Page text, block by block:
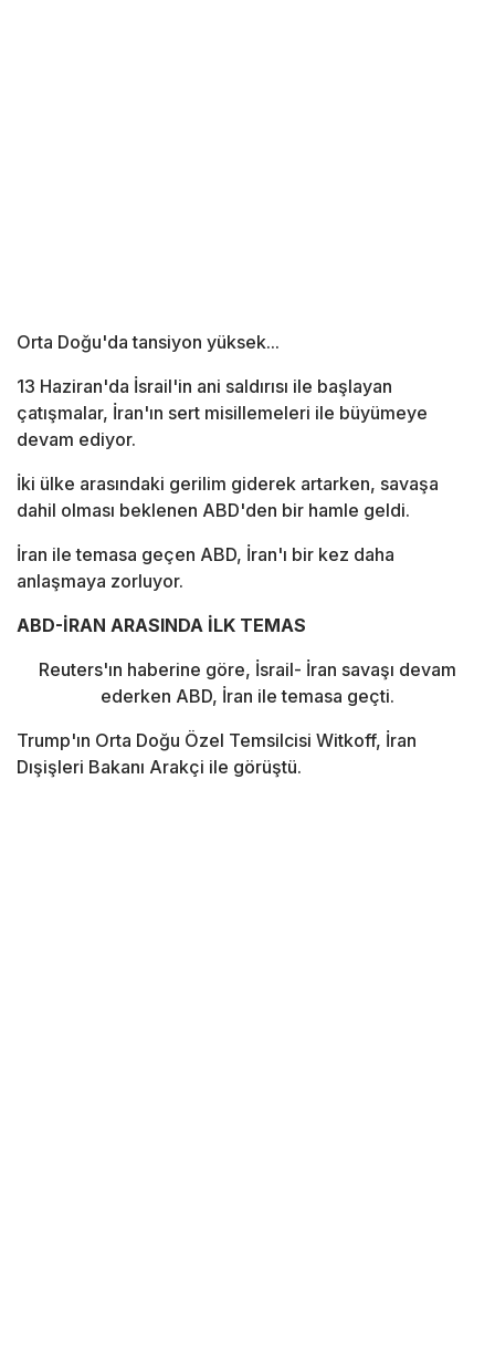
Orta Doğu'da tansiyon yüksek...
13 Haziran'da İsrail'in ani saldırısı ile başlayan
çatışmalar, İran'ın sert misillemeleri ile büyümeye
devam ediyor.
İki ülke arasındaki gerilim giderek artarken, savaşa
dahil olması beklenen ABD'den bir hamle geldi.
İran ile temasa geçen ABD, İran'ı bir kez daha
anlaşmaya zorluyor.
ABD-İRAN ARASINDA İLK TEMAS
Reuters'ın haberine göre, İsrail- İran savaşı devam
ederken ABD, İran ile temasa geçti.
Trump'ın Orta Doğu Özel Temsilcisi Witkoff, İran
Dışişleri Bakanı Arakçi ile görüştü.